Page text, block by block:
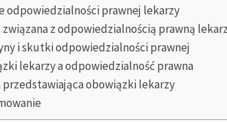
odpowiedzialności prawnej lekarzy
związana z odpowiedzialnością prawną
i skutki odpowiedzialności prawnej
lekarzy a odpowiedzialność prawna
przedstawiająca obowiązki lekarzy